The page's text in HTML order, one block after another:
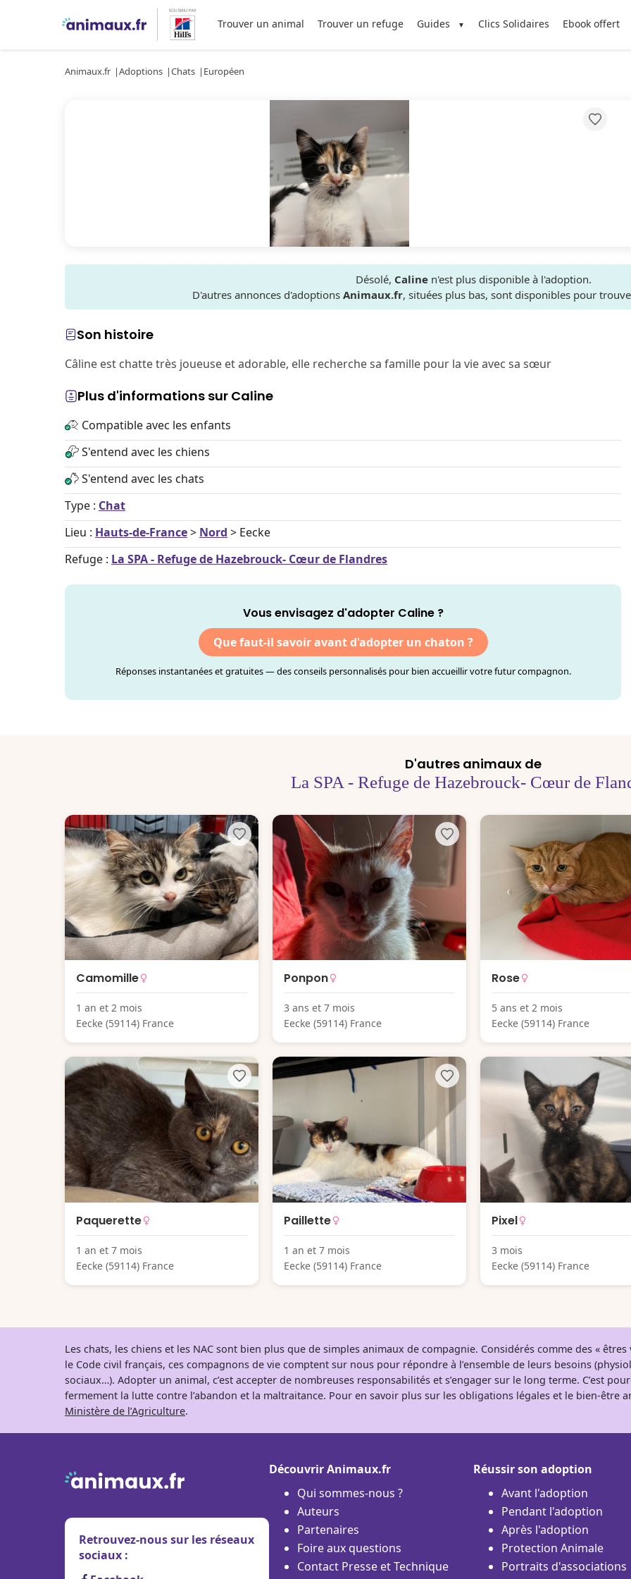
Trouver un animal Trouver un refuge Guides Clics Solidaires Ebook offert
Animaux.fr Adoptions Chats Européen
Désolé, Calinen'est plus disponible à l'adoption.
D'autres annonces d'adoptions Animaux.fr, situées plus bas, sont disponibles pour
Son histoire
Câline est chatte très joueuse et adorable, elle recherche sa famille pour la vie avec sa sœur
Plus d'informations sur Caline
Compatible avec les enfants
S'entend avec les chiens
S'entend avec les chats
Type : Chat
Lieu : Hauts-de-France> Nord > Eecke
Refuge : La SPA - Refuge de Hazebrouck- Cœur de Flandres
Vous envisagez d'adopter Caline ?
Que faut-il savoir avant d'adopter un chaton ?
Réponses instantanées et gratuites — des conseils personnalisés pour bien accueillir votre futur compagnon.
D'autres animaux de
La SPA - Refuge de Hazebrouck- Cœur de
Camomille
1 an et 2 mois
Eecke (59114) France
Ponpon
3 ans et 7 mois
Eecke (59114) France
Rose
5 ans et 2 mois
Eecke (59114) France
Paquerette
1 an et 7 mois
Eecke (59114) France
Paillette
1 an et 7 mois
Eecke (59114) France
Pixel
3 mois
Eecke (59114) France
Les chats, les chiens et les NAC sont bien plus que de simples animaux de compagnie. Considérés comme des «
le Code civil français, ces compagnons de vie comptent sur nous pour répondre à l’ensemble de leurs besoins
sociaux…). Adopter un animal, c’est accepter de nombreuses responsabilités et s’engager sur le long terme. C’est
fermement la lutte contre l’abandon et la maltraitance. Pour en savoir plus sur les obligations légales et le bien-être
Ministère de l’Agriculture.
Retrouvez-nous sur les réseaux
sociaux :
Découvrir Animaux.fr
Qui sommes-nous ?
Auteurs
Partenaires
Foire aux questions
Contact Presse et Technique
Réussir son adoption
Avant l'adoption
Pendant l'adoption
Après l'adoption
Protection Animale
Portraits d'associations